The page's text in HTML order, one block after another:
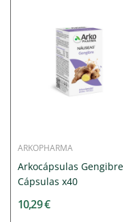
ARKOPHARMA
Arkocápsulas Gengibre
Cápsulas x40
10,29 €